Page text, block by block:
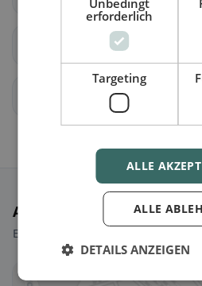
Ausgewählte Restaurants
Ein paar Picks, um sofort loszulegen.
Unbedingt
erforderlich
Targeting
ALLE
ALLE
DETAILS ANZEIGEN